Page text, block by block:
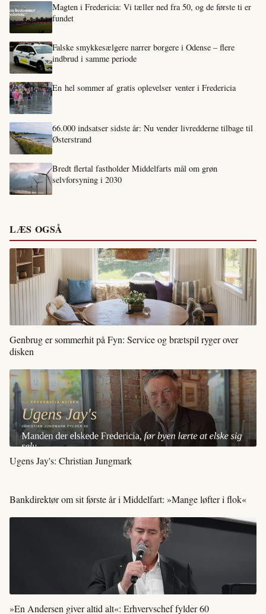
Magten i Fredericia: Vi tæller ned fra 50, og de første ti er
fundet
Falske smykkesælgere narrer borgere i Odense – flere
indbrud i samme periode
En hel sommer af gratis oplevelser venter i Fredericia
66.000 indsatser sidste år: Nu vender livredderne tilbage til
Østerstrand
Bredt flertal fastholder Middelfarts mål om grøn
selvforsyning i 2030
LÆS OGSÅ
Genbrug er sommerhit på Fyn: Service og brætspil ryger over
disken
Ugens Jay's: Christian Jungmark
Bankdirektør om sit første år i Middelfart: »Mange løfter i flok«
»En Andersen giver altid alt«: Erhvervschef fylder 60